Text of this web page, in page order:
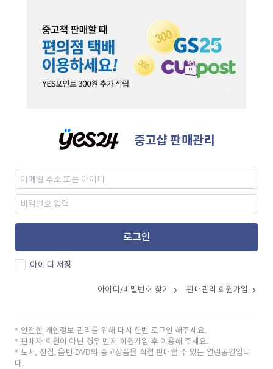
중고샵 판매관리
로그인
아이디 저장
아이디/비밀번호 찾기 판매관리 회원가입
안전한 개인정보 관리를 위해 다시 한번 로그인 해주세요.
판매자 회원이 아닌 경우 먼저 회원가입 후 이용해 주세요.
도서, 전집, 음반 DVD의 중고상품을 직접 판매할 수 있는 열린공간입니
다.